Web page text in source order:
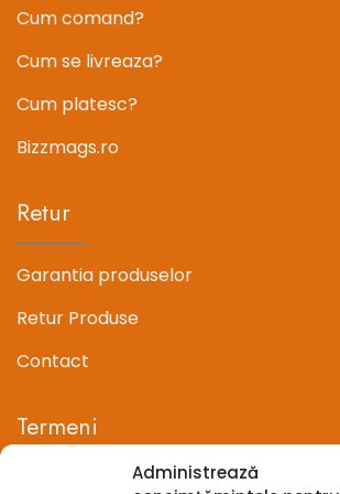
Administrează
Cum comand?
Cum se livreaza?
Cum platesc?
Bizzmags.ro
Retur
Garantia produselor
Retur Produse
Contact
Termeni
Termeni si conditii